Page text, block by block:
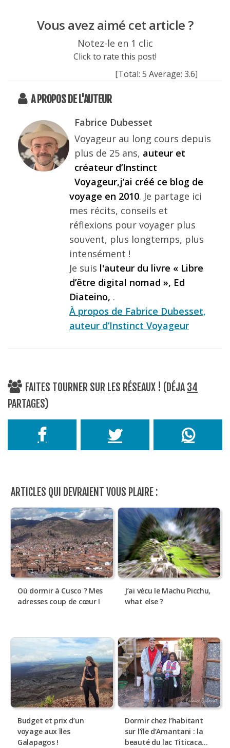
Vous avez aimé cet article ?
Notez-le en 1 clic
Click to rate this post!
[Total: 5 Average: 3.6]
A PROPOS DE L'AUTEUR
Fabrice Dubesset
Voyageur au long cours depuis
plus de 25 ans, auteur et
créateur d’Instinct
Voyageur,j’ai créé ce blog de
voyage en 2010. Je partage ici
mes récits, conseils et
réflexions pour voyager plus
souvent, plus longtemps, plus
intensément !
Je suis l'auteur du livre « Libre
d’être digital nomad », Ed
Diateino, .
À propos de Fabrice Dubesset,
auteur d’Instinct Voyageur
FAITES TOURNER SUR LES RÉSEAUX ! (DÉJA 34
PARTAGES)
ARTICLES QUI DEVRAIENT VOUS PLAIRE :
Où dormir à Cusco ? Mes
adresses coup de cœur !
J’ai vécu le Machu Picchu,
what else ?
Budget et prix d’un
voyage aux îles
Galapagos !
Dormir chez l’habitant
sur l’île d’Amantani : la
beauté du lac Titicaca…